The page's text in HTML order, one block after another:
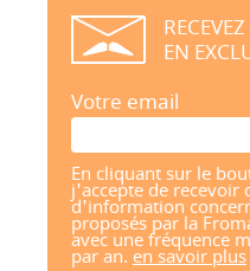
EN
Votre email
En cliquant sur le
j'accepte de recevoir
d'information
proposés par la
avec une fréquence
par an. en savoir plus